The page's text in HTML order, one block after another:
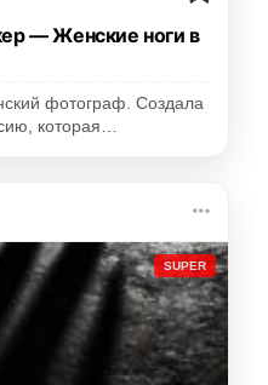
— Женские ноги в
фотограф. Создала
которая…
SUPER